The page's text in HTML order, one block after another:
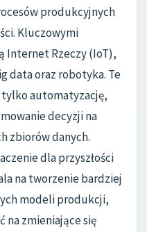
produkcyjnych
Kluczowymi
Internet Rzeczy (IoT),
data oraz robotyka. Te
automatyzację,
decyzji na
zbiorów danych.
dla przyszłości
na tworzenie bardziej
modeli produkcji,
na zmieniające się